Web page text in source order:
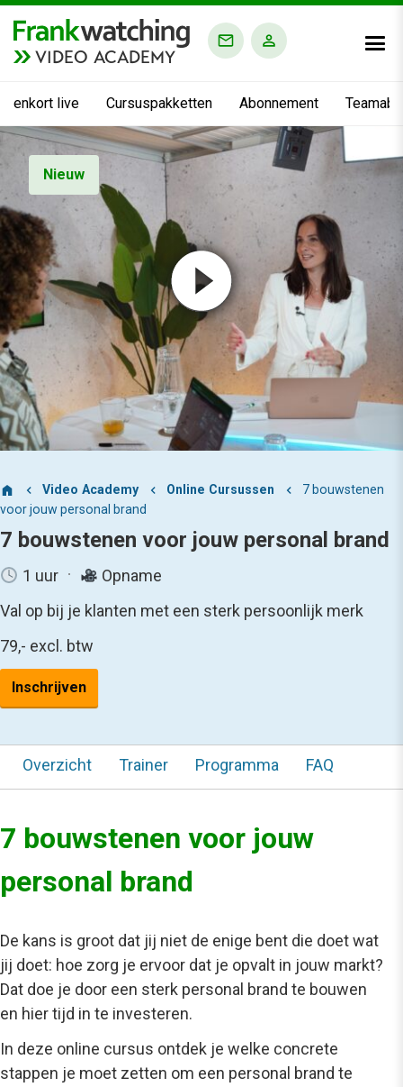
VIDEO ACADEMY
live Cursuspakketten Abonnement
Video Academy Online Cursussen
7 bouwstenen
voor jouw personal brand
7 bouwstenen voor jouw personal brand
1 uur
Opname
Val op bij je klanten met een sterk persoonlijk merk
79,- excl. btw
Inschrijven
Nieuw
Overzicht Trainer Programma FAQ
7 bouwstenen voor jouw
personal brand
De kans is groot dat jij niet de enige bent die doet wat
jij doet: hoe zorg je ervoor dat je opvalt in jouw markt?
Dat doe je door een sterk personal brand te bouwen
en hier tijd in te investeren.
In deze online cursus ontdek je welke concrete
stappen je moet zetten om een personal brand te